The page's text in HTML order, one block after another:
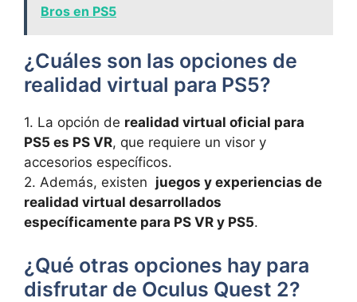
Bros en PS5
¿Cuáles‍ son las opciones de‌
realidad virtual para PS5?
1. La opción de realidad‌ virtual oficial para
PS5 es PS VR, que ⁤requiere un visor y
accesorios específicos.
2. Además, existen ​ juegos y experiencias de
realidad virtual desarrollados
específicamente para PS VR ‍y PS5.
¿Qué otras ​opciones hay ​para
disfrutar de Oculus Quest 2?